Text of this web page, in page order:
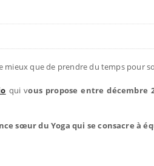
mieux que de prendre du temps pour
qui vous propose entre décembre
sœur du Yoga qui se consacre à